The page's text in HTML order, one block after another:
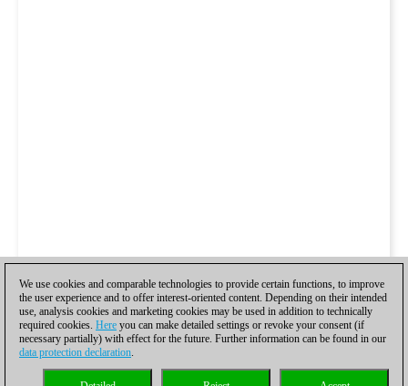
We use cookies and comparable technologies to provide certain functions, to improve
the user experience and to offer interest-oriented content. Depending on their intended
use, analysis cookies and marketing cookies may be used in addition to technically
required cookies. Here you can make detailed settings or revoke your consent (if
necessary partially) with effect for the future. Further information can be found in our
data protection declaration.